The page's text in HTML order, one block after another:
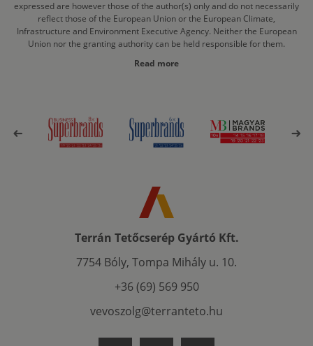
expressed are however those of the author(s) only and do not necessarily
reflect those of the European Union or the European Climate,
Infrastructure and Environment Executive Agency. Neither the European
Union nor the granting authority can be held responsible for them.
Read more
Terrán Tetőcserép Gyártó Kft.
7754 Bóly, Tompa Mihály u. 10.
+36 (69) 569 950
vevoszolg@terranteto.hu